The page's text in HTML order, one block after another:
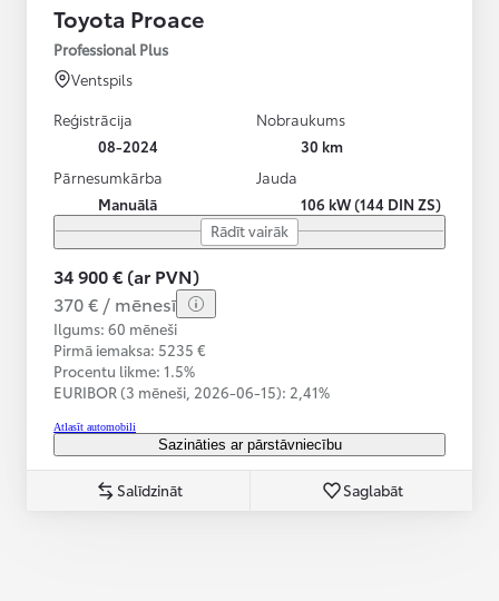
Toyota Proace
Professional Plus
Ventspils
Reģistrācija
08-2024
Nobraukums
30 km
Pārnesumkārba
Manuālā
Jauda
106 kW (144 DIN ZS)
Rādīt vairāk
34 900 € (ar PVN)
370 € / mēnesī
Ilgums: 60 mēneši
Pirmā iemaksa: 5235 €
Procentu likme: 1.5%
EURIBOR (3 mēneši, 2026-06-15): 2,41%
Atlasīt automobili
Sazināties ar pārstāvniecību
Salīdzināt Saglabāt